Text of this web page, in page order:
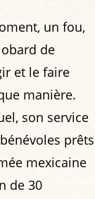
un fou,
de
et le faire
manière.
son service
prêts
mexicaine
de 30